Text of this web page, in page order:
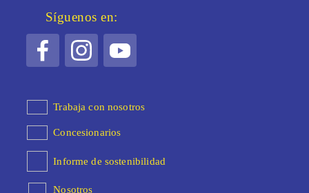
Síguenos en:
Trabaja con nosotros
Concesionarios
Informe de sostenibilidad
Nosotros